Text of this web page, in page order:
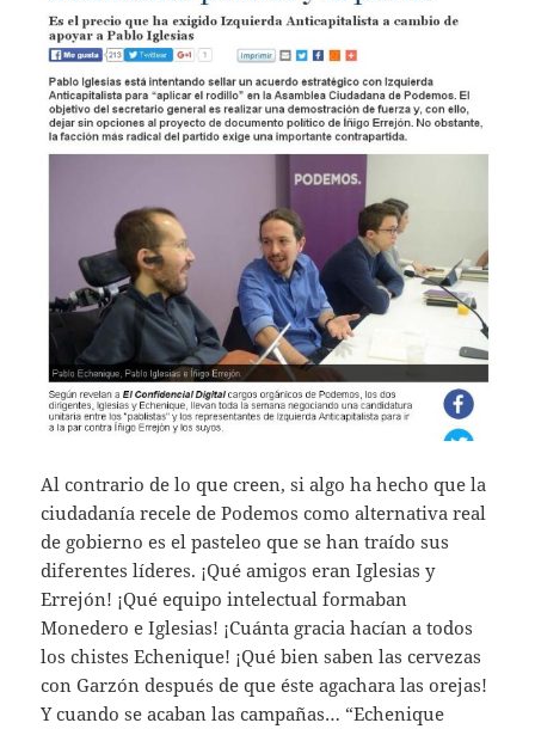
Al contrario de lo que creen, si algo ha hecho que la
ciudadanía recele de Podemos como alternativa real
de gobierno es el pasteleo que se han traído sus
diferentes líderes. ¡Qué amigos eran Iglesias y
Errejón! ¡Qué equipo intelectual formaban
Monedero e Iglesias! ¡Cuánta gracia hacían a todos
los chistes Echenique! ¡Qué bien saben las cervezas
con Garzón después de que éste agachara las orejas!
Y cuando se acaban las campañas… “Echenique